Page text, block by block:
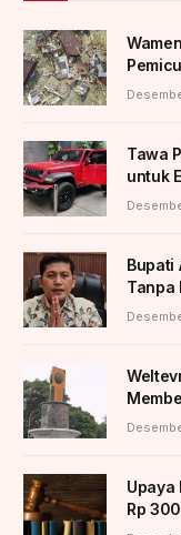
Tawa
untuk
Bupati
Tanpa
Upaya
Rp